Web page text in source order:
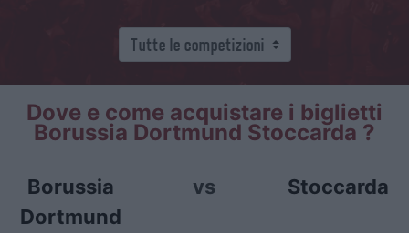
Dove e come acquistare i biglietti
Borussia Dortmund Stoccarda ?
Borussia
Dortmund
vs Stoccarda